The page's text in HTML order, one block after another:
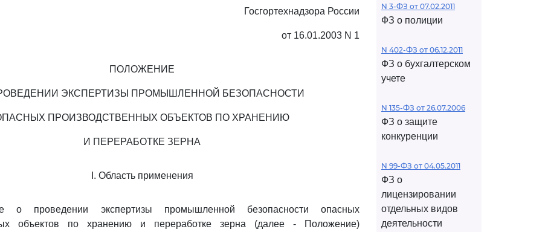
Госгортехнадзора России
от 16.01.2003 N 1
ПОЛОЖЕНИЕ
ЭКСПЕРТИЗЫ ПРОМЫШЛЕННОЙ БЕЗОПАСНОСТИ
ПРОИЗВОДСТВЕННЫХ ОБЪЕКТОВ ПО ХРАНЕНИЮ
И ПЕРЕРАБОТКЕ ЗЕРНА
I. Область применения
о проведении экспертизы промышленной безопасности опасных
объектов по хранению и переработке зерна (далее - Положение)
N 3-ФЗ от 07.02.2011
ФЗ о полиции
N 402-ФЗ от 06.12.2011
ФЗ о бухгалтерском
учете
N 135-ФЗ от 26.07.2006
ФЗ о защите
конкуренции
N 99-ФЗ от 04.05.2011
ФЗ о
лицензировании
отдельных видов
деятельности